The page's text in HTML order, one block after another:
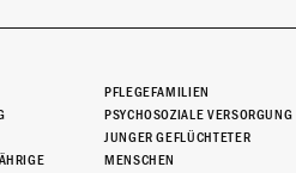
PFLEGEFAMILIEN
PSYCHOSOZIALE VERSORGUNG
JUNGER GEFLÜCHTETER
MENSCHEN